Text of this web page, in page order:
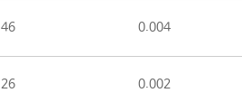
46 0.004
26 0.002